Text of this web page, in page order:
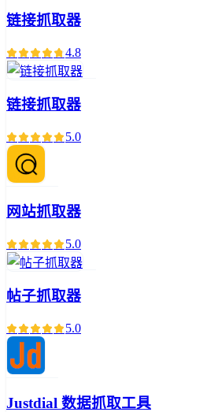
链接抓取器
4.8
链接抓取器
5.0
网站抓取器
5.0
帖子抓取器
5.0
Justdial 数据抓取工具